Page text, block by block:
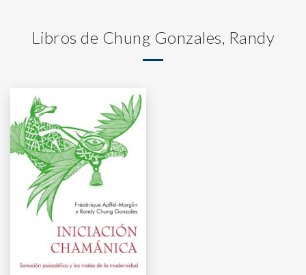
Libros de Chung Gonzales, Randy